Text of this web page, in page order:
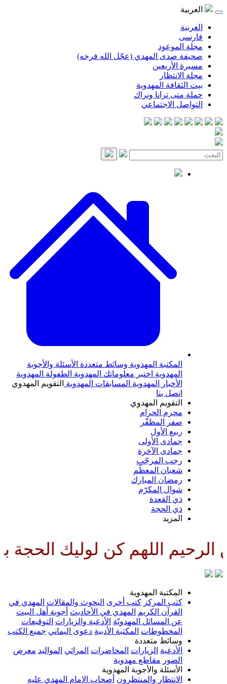
العربية
العربية
فارسی
مجلة الموعود
صحيفة صدى المهدي (عجّل الله فرجه)
مسيرة الأربعين
مجلة الانتظار
بيت الثقافة المهدوية
حملة متى ترانا ونراك
التواصل الاجتماعي
المكتبة المهدوية وسائط متعددة الأسئلة والأجوبة
المهدوية اختبر معلوماتك المهدوية الطفولة المهدوية
الأخبار المهدوية المسابقات المهدوية التقويم المهدوي
اتصل بنا
التقويم المهدوي
محرم الحرام
صفر المظفّر
ربيع الأول
جمادى الأولى
جمادى الآخرة
رجب المرجّب
شعبان المعظّم
رمضان المبارك
شوال المكرّم
ذي القعدة
ذي الحجة
المزيد
اللهم كن لوليك الحجة بن
المكتبة المهدوية
كتب المركز كتب أخرى البحوث والمقالات المهدي في
القرآن الكريم
المهدي في الأحاديث أجوبة أهل البيت
عن المسائل المهدويّة الأدعية والزيارات التوقيعات
المخطوطات المكتبة الأدبية دعوى اليماني جميع الكتب
وسائط متعددة
الأدعية الزيارات المحاضرات المراثي المواليد معرض
الصور مقاطع مهدوية
الأسئلة والأجوبة المهدوية
الانتظار والمنتظرون أصحاب الإمام المهدي عليه